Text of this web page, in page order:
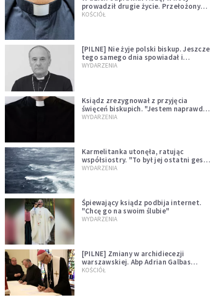
prowadził drugie życie. Przełożony
kazał mu opuścić zakon
KOŚCIÓŁ
[PILNE] Nie żyje polski biskup. Jeszcze
tego samego dnia spowiadał i
sprawował Mszę świętą
WYDARZENIA
Ksiądz zrezygnował z przyjęcia
święceń biskupich. "Jestem naprawdę
niegodny"
WYDARZENIA
Karmelitanka utonęła, ratując
współsiostry. "To był jej ostatni gest
miłości"
WYDARZENIA
Śpiewający ksiądz podbija internet.
"Chcę go na swoim ślubie"
WYDARZENIA
[PILNE] Zmiany w archidiecezji
warszawskiej. Abp Adrian Galbas
wręczył dekrety nowym proboszczom
KOŚCIÓŁ